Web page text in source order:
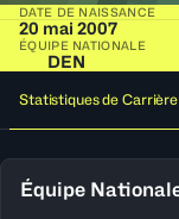
DATE DE NAISSANCE
20 mai 2007
ÉQUIPE NATIONALE
DEN
Statistiques de Carrière
Équipe